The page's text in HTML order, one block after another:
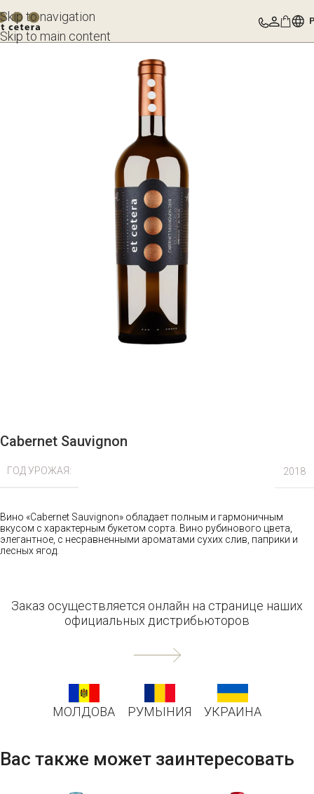
Skip to navigation
Skip to main content
Cabernet Sauvignon
ГОД УРОЖАЯ: 2018
Вино «Cabernet Sauvignon» обладает полным и гармоничным
вкусом с характерным букетом сорта. Вино рубинового цвета,
элегантное, с несравненными ароматами сухих слив, паприки и
лесных ягод.
Заказ осуществляется онлайн на странице наших
официальных дистрибьюторов
МОЛДОВА РУМЫНИЯ УКРАИНА
Вас также может заинтересовать